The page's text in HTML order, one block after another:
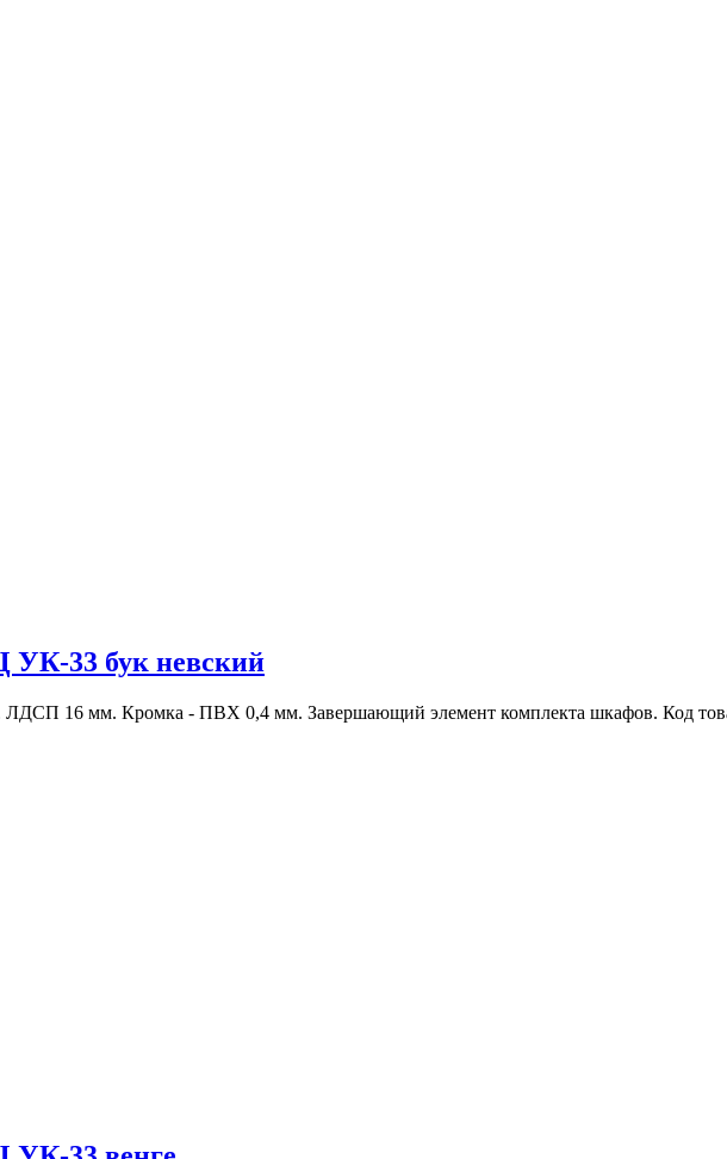
УК-33 бук невский
16 мм. Кромка - ПВХ 0,4 мм. Завершающий элемент комплекта шкафов. Код